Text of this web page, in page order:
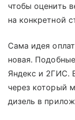
чтобы оценить
на конкретной
Сама идея
новая.
Яндекс и 2ГИС.
через который
дизель в